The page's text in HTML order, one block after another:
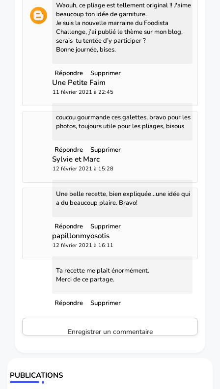
Waouh, ce pliage est tellement original !! J'aime
beaucoup ton idée de garniture.
Je suis la nouvelle marraine du Foodista
Challenge, j’ai publié le thème sur mon blog,
serais-tu tentée d’y participer ?
Bonne journée, bises.
Répondre Supprimer
Une Petite Faim
11 février 2021 à 22:45
coucou gourmande ces galettes, bravo pour les
photos, toujours utile pour les pliages, bisous
Répondre Supprimer
Sylvie et Marc
12 février 2021 à 15:28
Une belle recette, bien expliquée...une idée qui
a du beaucoup plaire. Bravo!
Répondre Supprimer
papillonmyosotis
12 février 2021 à 16:11
Ta recette me plait énormément.
Merci de ce partage.
Répondre Supprimer
Enregistrer un commentaire
PUBLICATIONS